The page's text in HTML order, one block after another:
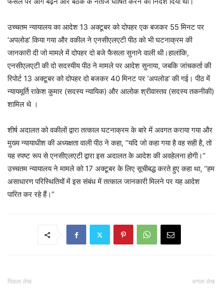
उच्चतम न्यायालय का आदेश 13 अक्टूबर को दोपहर एक बजकर 55 मिनट पर
‘अपलोड’ किया गया और वकील ने एनसीएलएटी पीठ को भी घटनाक्रम की
जानकारी दी जो मामले में दोपहर दो बजे फैसला सुनाने वाली थी।हालांकि,
एनसीएलएटी की दो सदस्यीय पीठ ने मामले पर आदेश सुनाया, जबकि जांचकर्ता की
रिपोर्ट 13 अक्टूबर को दोपहर दो बजकर 40 मिनट पर ‘अपलोड’ की गई। पीठ में
न्यायमूर्ति राकेश कुमार (सदस्य न्यायिक) और आलोक श्रीवास्तव (सदस्य तकनीकी)
शामिल थे ।
शीर्ष अदालत को वकीलों द्वारा तत्काल घटनाक्रम के बारे में अवगत कराया गया और
मुख्य न्यायाधीश की अध्यक्षता वाली पीठ ने कहा, ‘‘यदि जो कहा गया है वह सही है, तो
यह स्पष्ट रूप से एनसीएलएटी द्वारा इस अदालत के आदेश की अवहेलना होगी।”
उच्चतम न्यायालय ने मामले को 17 अक्टूबर के लिए सूचीबद्ध करते हुए कहा था, ‘‘हम
असाधारण परिस्थितियों में इस संबंध में तत्काल जानकारी मिलने पर यह आदेश
पारित कर रहे हैं।”
पिछला लेख अगला लेख